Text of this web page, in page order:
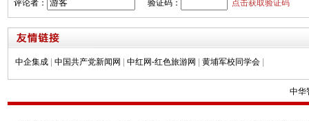
评论者： 验证码： 点击获取验证码
中企集成 中国共产党新闻网 中红网-红色旅游网 黄埔军校同学会
中华